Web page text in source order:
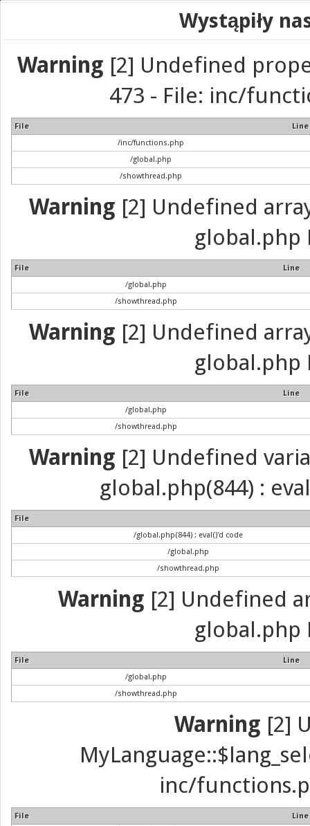
Wystąpiły
Warning [2] Undefined
473 - File: inc/
File
Line
/inc/functions.php
/global.php
/showthread.php
Warning [2] Undefined
global.php
File
Line
/global.php
/showthread.php
Warning [2] Undefined
global.php
File
Line
/global.php
/showthread.php
Warning [2] Undefined
global.php(844) :
File
/global.php(844) : eval()'d code
/global.php
/showthread.php
Warning [2] Undefined
global.php
File
Line
/global.php
/showthread.php
Warning [2]
inc/
File
Line